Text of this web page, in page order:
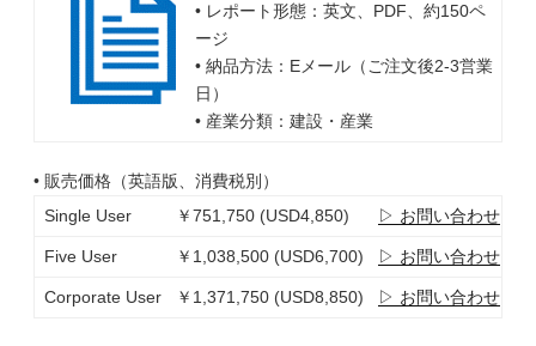
• レポート形態：英文、PDF、約150ペ
ージ
• 納品方法：Eメール（ご注文後2-3営業
日）
• 産業分類：建設・産業
• 販売価格（英語版、消費税別）
Single User
￥751,750 (USD4,850) ▷ お問い合わせ
Five User ￥1,038,500 (USD6,700) ▷ お問い合わせ
Corporate User ￥1,371,750 (USD8,850) ▷ お問い合わせ